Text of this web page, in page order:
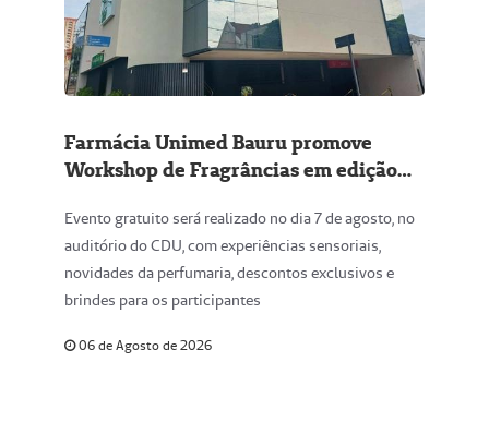
Farmácia Unimed Bauru promove
Workshop de Fragrâncias em edição
Evento gratuito será realizado no dia 7 de agosto, no
auditório do CDU, com experiências sensoriais,
novidades da perfumaria, descontos exclusivos e
brindes para os participantes
06 de Agosto de 2026